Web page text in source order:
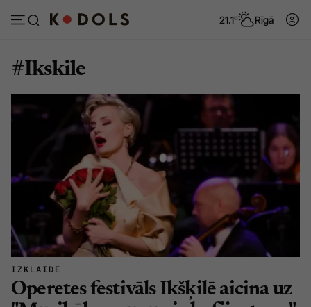
21.1° Rīgā
Abonēt Pieslēgties
Politika
Pašvaldības
Izglītība
Veselība
Ģimene
Vide
Tēmas
Viedokļi
Dzīve un ticība
Ekonomika
Krimināli
Sarunas
#Ikskile
IZKLAIDE
Operetes festivāls Ikšķilē aicina uz